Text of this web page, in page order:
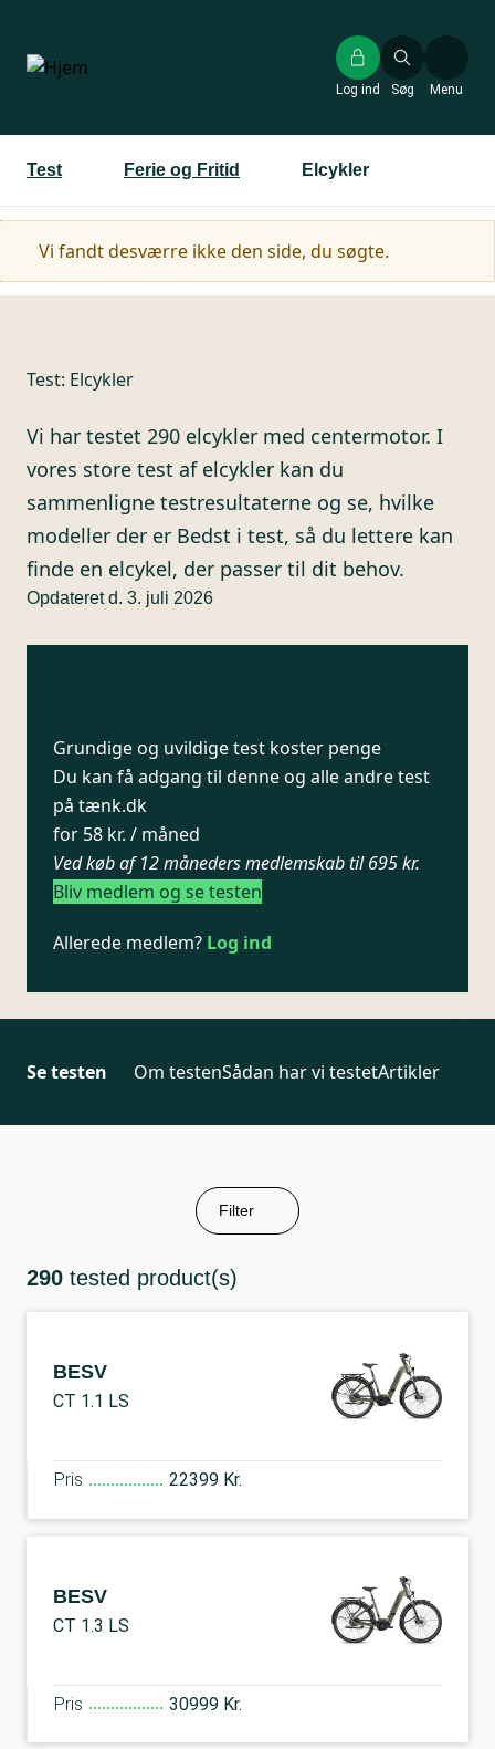
hovedindhold
Søg
Log ind Menu
Test Ferie og Fritid Elcykler
Advarselsmeddelelse
Vi fandt desværre ikke den side, du søgte.
Test: Elcykler
Vi har testet 290 elcykler med centermotor. I
vores store test af elcykler kan du
sammenligne testresultaterne og se, hvilke
modeller der er Bedst i test, så du lettere kan
finde en elcykel, der passer til dit behov.
Opdateret d. 3. juli 2026
Grundige og uvildige test koster penge
Du kan få adgang til denne og alle andre test
på tænk.dk
for 58 kr. / måned
Ved køb af 12 måneders medlemskab til 695 kr.
Bliv medlem og se testen
Allerede medlem? Log ind
Se testen Om testenSådan har vi testetArtikler
Filter
290 tested product(s)
BESV
CT 1.1 LS
Pris 22399 Kr.
BESV
CT 1.3 LS
Pris 30999 Kr.